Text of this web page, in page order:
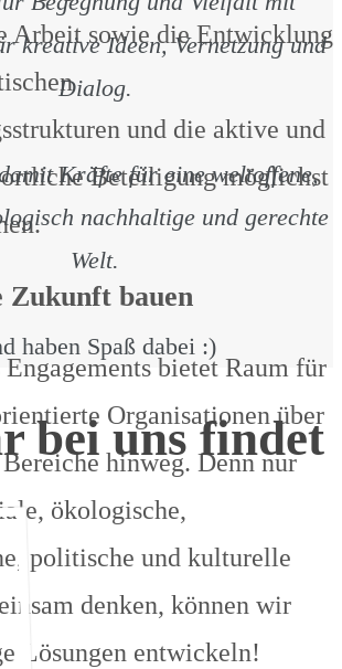
Arbeit sowie die Entwicklung
und die aktive und
Beteiligung möglichst
Zukunft bauen
Engagements bietet Raum für
Organisationen über
hinweg. Denn nur
ökologische,
politische und kulturelle
denken, können wir
Lösungen entwickeln!
kreative Ideen, Vernetzung und
Dialog.
Kräfte für eine weltoffene,
nachhaltige und gerechte
Welt.
haben Spaß dabei :)
bei uns findet